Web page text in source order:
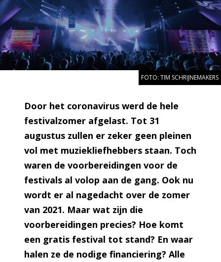
FOTO: TIM SCHRIJNEMAKERS
Door het coronavirus werd de hele
festivalzomer afgelast. Tot 31
augustus zullen er zeker geen pleinen
vol met muziekliefhebbers staan. Toch
waren de voorbereidingen voor de
festivals al volop aan de gang. Ook nu
wordt er al nagedacht over de zomer
van 2021. Maar wat zijn die
voorbereidingen precies? Hoe komt
een gratis festival tot stand? En waar
halen ze de nodige financiering? Alle